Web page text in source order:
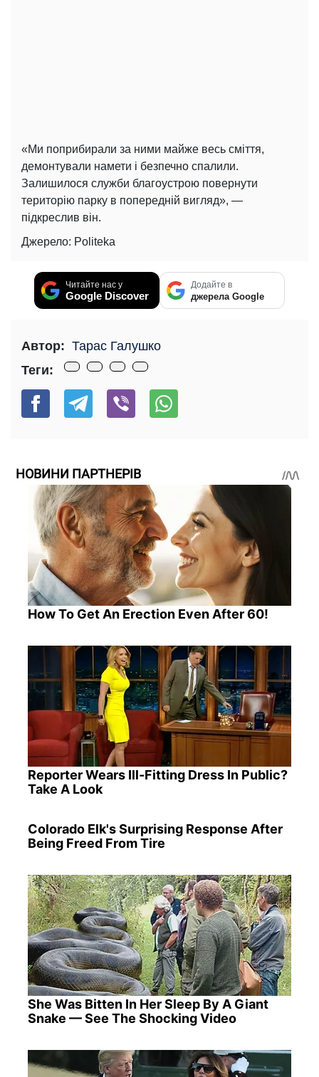
«Ми поприбирали за ними майже весь сміття,
демонтували намети і безпечно спалили.
Залишилося служби благоустрою повернути
територію парку в попередній вигляд», —
підкреслив він.
Джерело: Politeka
Читайте нас у
Google Discover
Додайте в
джерела Google
Автор: Тарас Галушко
Теги:
НОВИНИ ПАРТНЕРІВ
How To Get An Erection Even After 60!
Reporter Wears Ill-Fitting Dress In Public?
Take A Look
Colorado Elk's Surprising Response After
Being Freed From Tire
She Was Bitten In Her Sleep By A Giant
Snake — See The Shocking Video